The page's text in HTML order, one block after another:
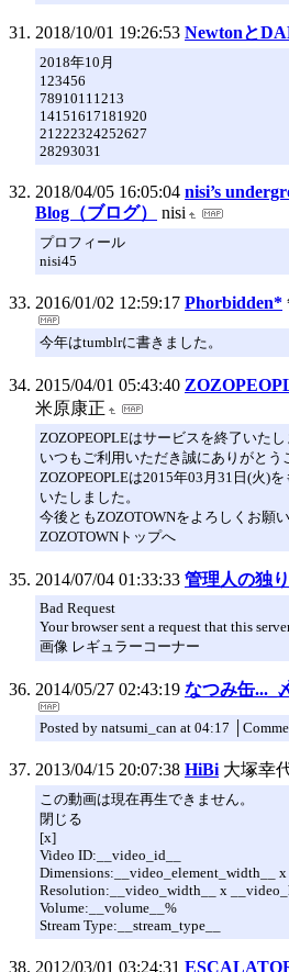
2018/10/01 19:26:53 Newtonと
2018年10月
123456
78910111213
14151617181920
21222324252627
28293031
2018/04/05 16:05:04 nisi’s
Blog（ブログ）
nisi
プロフィール
nisi45
2016/01/02 12:59:17 Phorbidden*
今年はtumblrに書きました。
2015/04/01 05:43:40
米原康正
ZOZOPEOPLEはサービスを終了いた
いつもご利用いただき誠にありがとう
ZOZOPEOPLEは2015年03月31日(火)
いたしました。
今後ともZOZOTOWNをよろしくお願
ZOZOTOWNトップへ
2014/07/04 01:33:33 管理人の独
Bad Request
Your browser sent a request that this
画像 レギュラーコーナー
2014/05/27 02:43:19 なつみ缶..._
Posted by natsumi_can at 04:17
2013/04/15 20:07:38 HiBi 大塚幸
この動画は現在再生できません。
閉じる
[x]
Video ID:__video_id__
Dimensions:__video_element_width__ x
Resolution:__video_width__ x
Volume:__volume__%
Stream Type:__stream_type__
2012/03/01 03:24:31